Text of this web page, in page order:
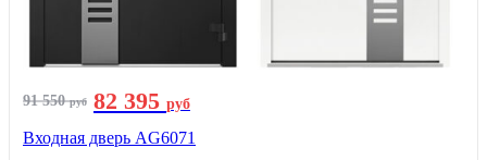
91 550руб 82 395 руб
Входная дверь AG6071